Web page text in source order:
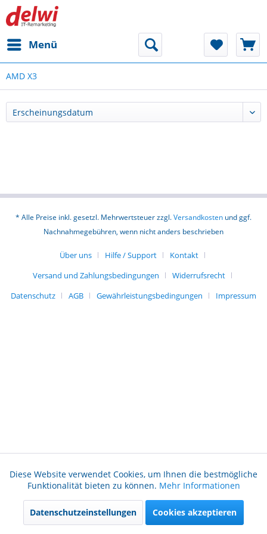
Menü
AMD X3
* Alle Preise inkl. gesetzl. Mehrwertsteuer zzgl.Versandkosten und ggf.
Nachnahmegebühren, wenn nicht anders beschrieben
Über uns Hilfe / Support
Kontakt
Versand und Zahlungsbedingungen
Widerrufsrecht
Datenschutz
AGB Gewährleistungsbedingungen Impressum
Funktionale Aktiv
Marketing Aktiv
Diese Website verwendet Cookies, um Ihnen die bestmögliche
Funktionalität bieten zu können. Mehr Informationen
Datenschutzeinstellungen Cookies akzeptieren